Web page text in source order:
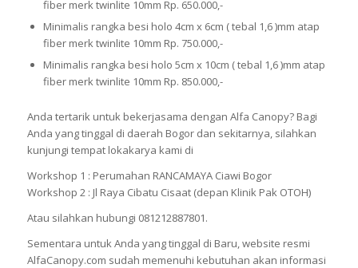
fiber merk twinlite 10mm Rp. 650.000,-
Minimalis rangka besi holo 4cm x 6cm ( tebal 1,6 )mm atap
fiber merk twinlite 10mm Rp. 750.000,-
Minimalis rangka besi holo 5cm x 10cm ( tebal 1,6 )mm atap
fiber merk twinlite 10mm Rp. 850.000,-
Anda tertarik untuk bekerjasama dengan Alfa Canopy? Bagi
Anda yang tinggal di daerah Bogor dan sekitarnya, silahkan
kunjungi tempat lokakarya kami di
Workshop 1 : Perumahan RANCAMAYA Ciawi Bogor
Workshop 2 : Jl Raya Cibatu Cisaat (depan Klinik Pak OTOH)
Atau silahkan hubungi 081212887801.
Sementara untuk Anda yang tinggal di Baru, website resmi
AlfaCanopy.com sudah memenuhi kebutuhan akan informasi